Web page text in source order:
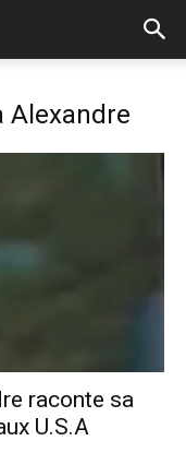
Alexandre
raconte sa
U.S.A